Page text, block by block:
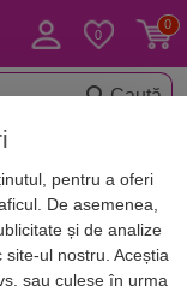
Caută
în
pentru
pentru a oferi
De asemenea,
și de analize
ul nostru. Aceștia
sau culese în urma